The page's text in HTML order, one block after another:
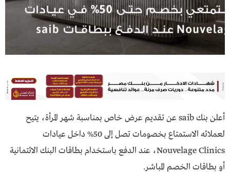
أعلن بنك saib عن تقديم عرض خاص بمناسبة شهر المرأة، يتيح
لعملائه الاستمتاع بخصومات تصل إلى 50% داخل عيادات
Nouvelage Clinics، عند الدفع باستخدام بطاقات البنك الائتمانية
أو بطاقات الخصم المباشر.